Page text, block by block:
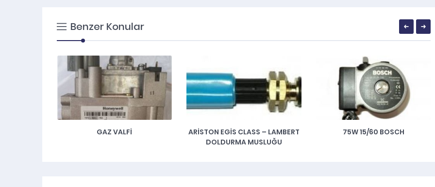
Benzer Konular
GAZ VALFİ
ARISTON EGIS CLASS – LAMBERT
DOLDURMA MUSLUĞU
75W 15/60 BOSCH